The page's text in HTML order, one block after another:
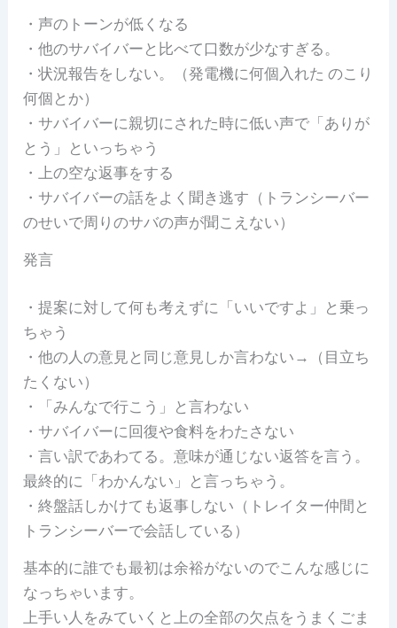
・声のトーンが低くなる
・他のサバイバーと比べて口数が少なすぎる。
・状況報告をしない。（発電機に何個入れた のこり
何個とか）
・サバイバーに親切にされた時に低い声で「ありが
とう」といっちゃう
・上の空な返事をする
・サバイバーの話をよく聞き逃す（トランシーバー
のせいで周りのサバの声が聞こえない）
発言
・提案に対して何も考えずに「いいですよ」と乗っ
ちゃう
・他の人の意見と同じ意見しか言わない→（目立ち
たくない）
・「みんなで行こう」と言わない
・サバイバーに回復や食料をわたさない
・言い訳であわてる。意味が通じない返答を言う。
最終的に「わかんない」と言っちゃう。
・終盤話しかけても返事しない（トレイター仲間と
トランシーバーで会話している）
基本的に誰でも最初は余裕がないのでこんな感じに
なっちゃいます。
上手い人をみていくと上の全部の欠点をうまくごま